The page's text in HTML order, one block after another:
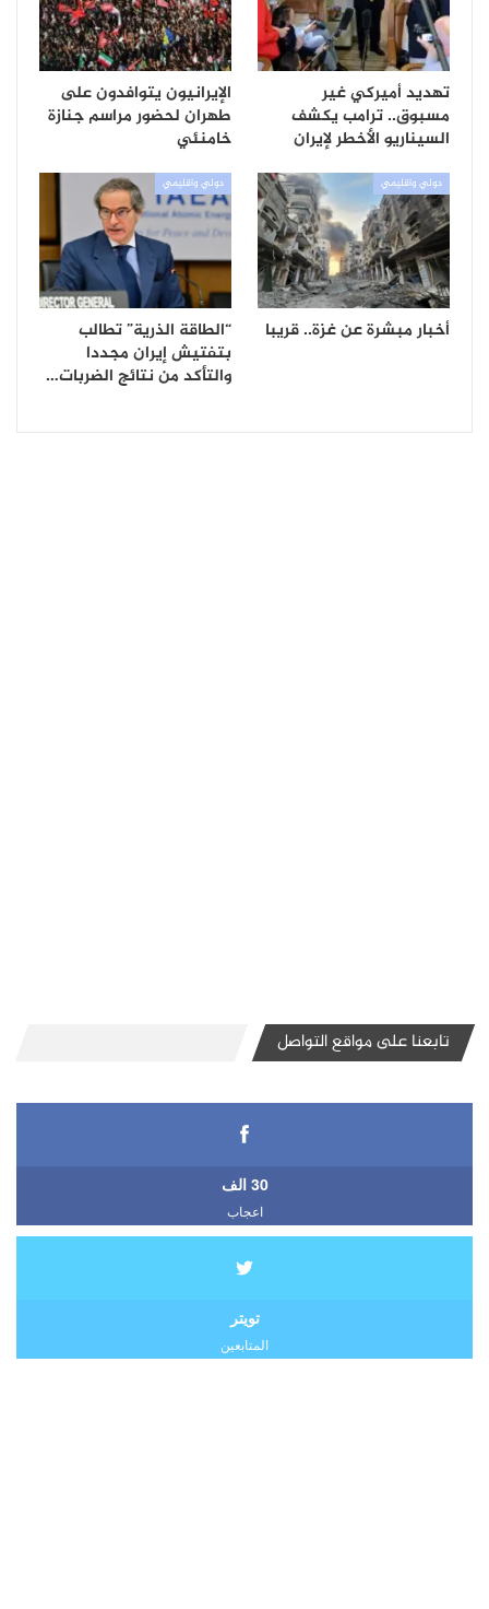
تهديد أميركي غير
مسبوق.. ترامب يكشف
السيناريو الأخطر لإيران
الإيرانيون يتوافدون على
طهران لحضور مراسم جنازة
خامنئي
دولي واقليمي
أخبار مبشرة عن غزة.. قريبا
دولي واقليمي
“الطاقة الذرية” تطالب
بتفتيش إيران مجددا
والتأكد من نتائج الضربات…
تابعنا على مواقع التواصل
30 الف
اعجاب
تويتر
المتابعين